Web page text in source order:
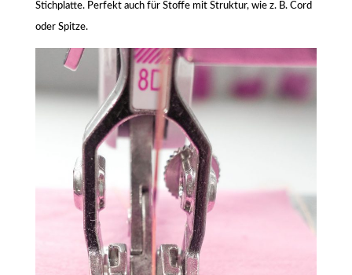
Stichplatte. Perfekt auch für Stoffe mit Struktur, wie z. B. Cord
oder Spitze.